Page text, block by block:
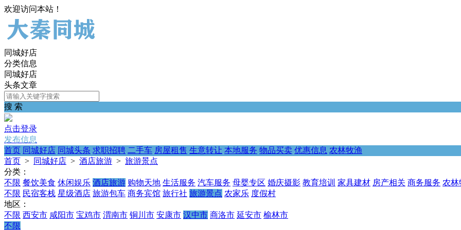
欢迎访问本站！
同城好店
分类信息
同城好店
头条文章
搜 索
点击登录
发布信息
首页 同城好店 同城头条 求职招聘 二手车 房屋租售 生意转让 本地服务 物品买卖 优惠信息 农林牧渔
首页 > 同城好店 > 酒店旅游 > 旅游景点
分类：
不限 餐饮美食 休闲娱乐 酒店旅游 购物天地 生活服务 汽车服务 母婴专区 婚庆摄影 教育培训 家具建材 房产相关 商务服务 农林
不限 民宿客栈 星级酒店 旅游包车 商务宾馆 旅行社 旅游景点 农家乐 度假村
地区：
不限 西安市 咸阳市 宝鸡市 渭南市 铜川市 安康市 汉中市 商洛市 延安市 榆林市
不限